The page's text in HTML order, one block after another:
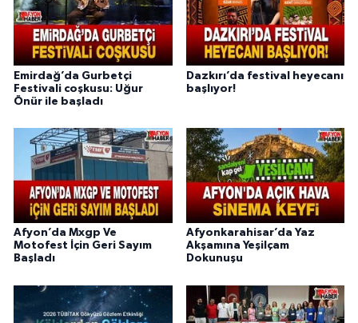
Emirdağ’da Gurbetçi
Festivali coşkusu: Uğur
Önür ile başladı
Dazkırı’da festival heyecanı
başlıyor!
Afyon’da Mxgp Ve
Motofest İçin Geri Sayım
Başladı
Afyonkarahisar’da Yaz
Akşamına Yeşilçam
Dokunuşu